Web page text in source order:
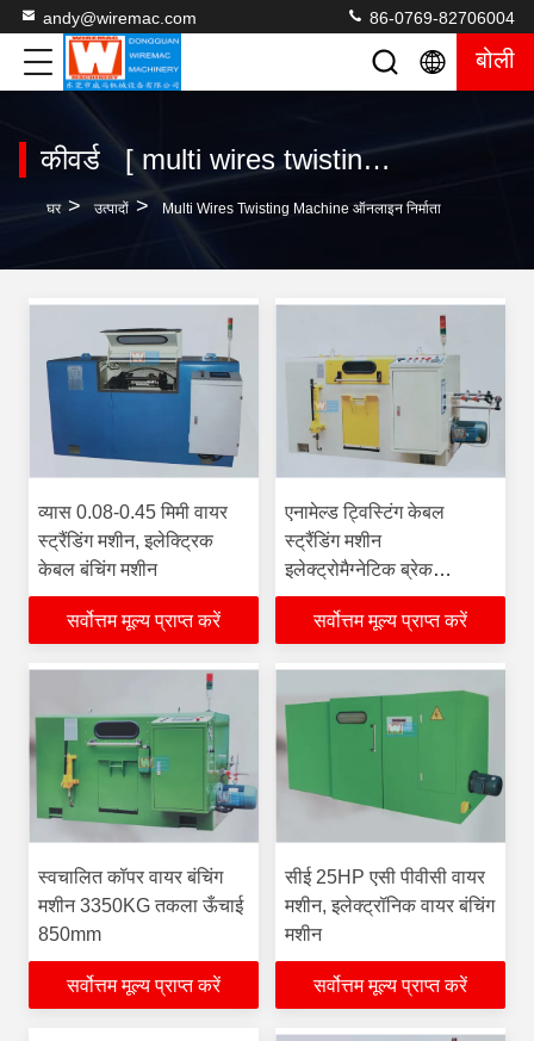
andy@wiremac.com 86-0769-82706004
बोली
कीवर्ड [ multi wires twisting machine ] मिलान 12 उत्पादों
घर > उत्पादों > Multi Wires Twisting Machine ऑनलाइन निर्माता
व्यास 0.08-0.45 मिमी वायर
स्ट्रैंडिंग मशीन, इलेक्ट्रिक
केबल बंचिंग मशीन
सर्वोत्तम मूल्य प्राप्त करें
एनामेल्ड ट्विस्टिंग केबल
स्ट्रैंडिंग मशीन
इलेक्ट्रोमैग्नेटिक ब्रेक
1600KG
सर्वोत्तम मूल्य प्राप्त करें
स्वचालित कॉपर वायर बंचिंग
मशीन 3350KG तकला ऊँचाई
850mm
सर्वोत्तम मूल्य प्राप्त करें
सीई 25HP एसी पीवीसी वायर
मशीन, इलेक्ट्रॉनिक वायर बंचिंग
मशीन
सर्वोत्तम मूल्य प्राप्त करें